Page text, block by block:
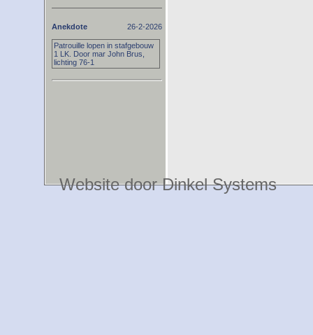
Anekdote 26-2-2026
Patrouille lopen in stafgebouw
1 LK. Door mar John Brus,
lichting 76-1
Website door Dinkel Systems